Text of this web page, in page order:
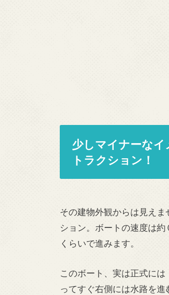
少しマイナーな
トラクション！
その建物外観からは見え
ション。ボートの速度は
くらいで進みます。
このボート、実は正式に
ってすぐ右側には水路を